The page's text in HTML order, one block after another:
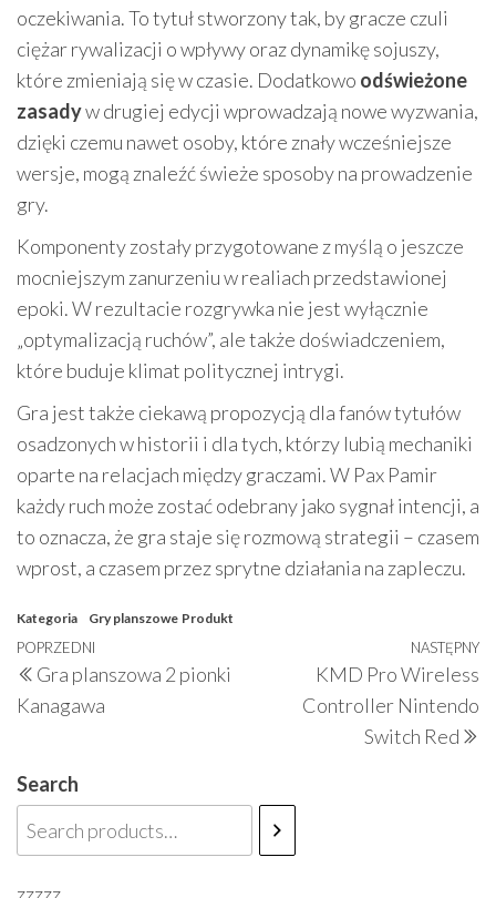
oczekiwania. To tytuł stworzony tak, by gracze czuli
ciężar rywalizacji o wpływy oraz dynamikę sojuszy,
które zmieniają się w czasie. Dodatkowo odświeżone
zasadyw drugiej edycji wprowadzają nowe wyzwania,
dzięki czemu nawet osoby, które znały wcześniejsze
wersje, mogą znaleźć świeże sposoby na prowadzenie
gry.
Komponenty zostały przygotowane z myślą o jeszcze
mocniejszym zanurzeniu w realiach przedstawionej
epoki. W rezultacie rozgrywka nie jest wyłącznie
„optymalizacją ruchów”, ale także doświadczeniem,
które buduje klimat politycznej intrygi.
Gra jest także ciekawą propozycją dla fanów tytułów
osadzonych w historii i dla tych, którzy lubią mechaniki
oparte na relacjach między graczami. W Pax Pamir
każdy ruch może zostać odebrany jako sygnał intencji, a
to oznacza, że gra staje się rozmową strategii – czasem
wprost, a czasem przez sprytne działania na zapleczu.
Kategoria Gry planszowe Produkt
Nawigacja
wpisu
Poprzedni
wpis
POPRZEDNI
Gra planszowa 2 pionki
Kanagawa
NASTĘPNY
KMD Pro Wireless
Controller Nintendo
Switch Red
Search